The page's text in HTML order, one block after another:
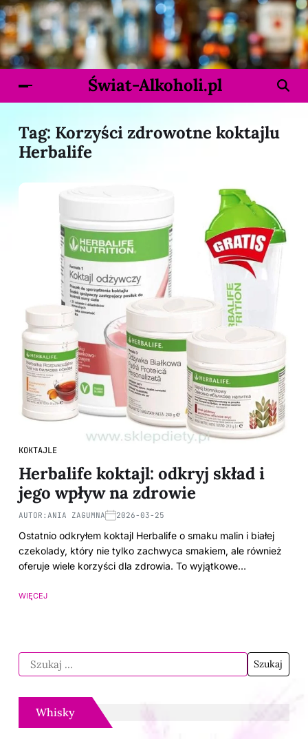
Świat-Alkoholi.pl
Tag: Korzyści zdrowotne koktajlu
Herbalife
KOKTAJLE
Herbalife koktajl: odkryj skład i
jego wpływ na zdrowie
AUTOR: ANIA ZAGUMNA 2026-03-25
Ostatnio odkryłem koktajl Herbalife o smaku malin i białej
czekolady, który nie tylko zachwyca smakiem, ale również
oferuje wiele korzyści dla zdrowia. To wyjątkowe…
WIĘCEJ
Whisky